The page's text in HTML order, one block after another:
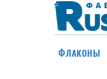
ФЛАКОНЫ